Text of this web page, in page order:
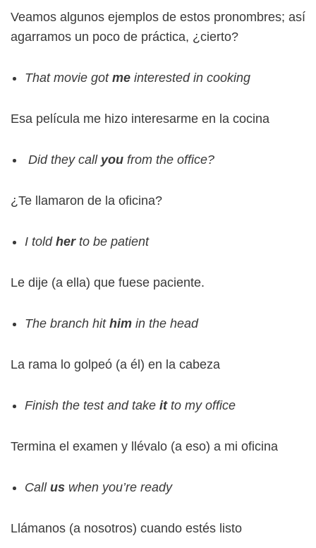
Veamos algunos ejemplos de estos pronombres; así
agarramos un poco de práctica, ¿cierto?
That movie got me interested in cooking
Esa película me hizo interesarme en la cocina
Did they call you from the office?
¿Te llamaron de la oficina?
I told herto be patient
Le dije (a ella) que fuese paciente.
The branch hit him in the head
La rama lo golpeó (a él) en la cabeza
Finish the test and take it to my office
Termina el examen y llévalo (a eso) a mi oficina
Call us when you’re ready
Llámanos (a nosotros) cuando estés listo